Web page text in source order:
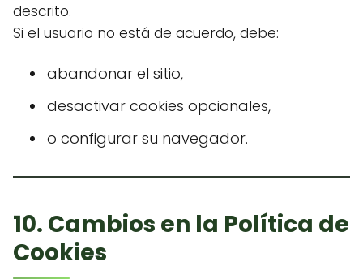
descrito.
Si el usuario no está de acuerdo, debe:
abandonar el sitio,
desactivar cookies opcionales,
o configurar su navegador.
10. Cambios en la Política de
Cookies